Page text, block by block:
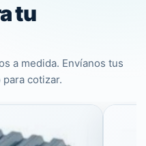
tu
a medida. Envíanos tus
cotizar.